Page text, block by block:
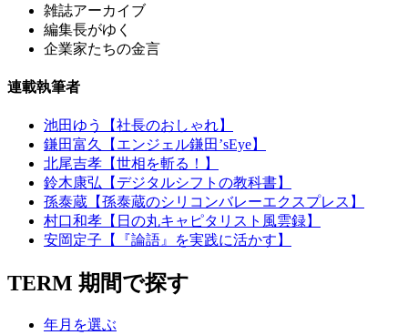
雑誌アーカイブ
編集長がゆく
企業家たちの金言
連載執筆者
池田ゆう【社長のおしゃれ】
鎌田富久【エンジェル鎌田’sEye】
北尾吉孝【世相を斬る！】
鈴木康弘【デジタルシフトの教科書】
孫泰蔵【孫泰蔵のシリコンバレーエクスプレス】
村口和孝【日の丸キャピタリスト風雲録】
安岡定子【『論語』を実践に活かす】
TERM 期間で探す
年月を選ぶ